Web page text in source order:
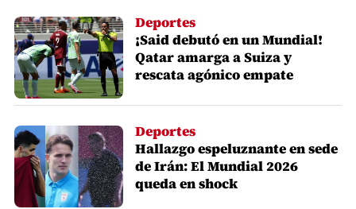
Deportes
¡Said debutó en un Mundial!
Qatar amarga a Suiza y
rescata agónico empate
Deportes
Hallazgo espeluznante en sede
de Irán: El Mundial 2026
queda en shock